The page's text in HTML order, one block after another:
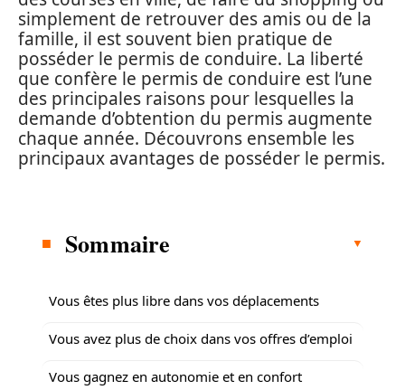
simplement de retrouver des amis ou de la
famille, il est souvent bien pratique de
posséder le permis de conduire. La liberté
que confère le permis de conduire est l’une
des principales raisons pour lesquelles la
demande d’obtention du permis augmente
chaque année. Découvrons ensemble les
principaux avantages de posséder le permis.
Sommaire
Vous êtes plus libre dans vos déplacements
Vous avez plus de choix dans vos offres d’emploi
Vous gagnez en autonomie et en confort